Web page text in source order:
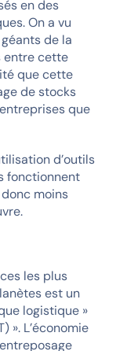
en des
On a vu
de la
entre cette
que cette
de stocks
que
d’outils
fonctionnent
moins
les plus
est un
logistique »
». L’économie